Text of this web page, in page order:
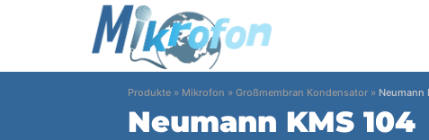
Produkte » Mikrofon » Großmembran Kondensator » Neumann
Neumann KMS 104